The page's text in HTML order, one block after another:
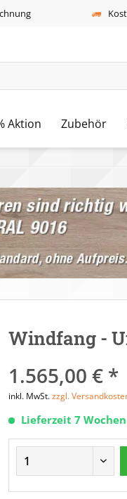
Aktion Zubehör
Windfang -
1.565,00 € *
inkl. MwSt.zzgl.
Lieferzeit 7 Wochen